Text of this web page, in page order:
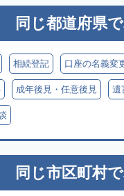
同じ都道府県で
相続登記 口座の名義変
成年後見・任意後見 遺
同じ市区町村で